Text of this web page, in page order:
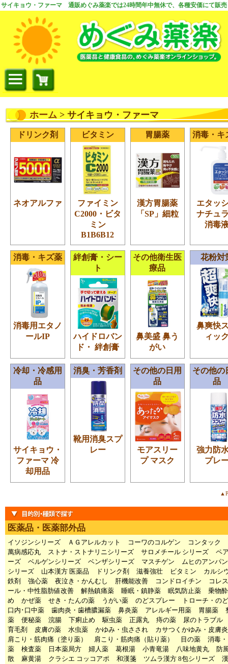
サイキョウ・ファーマ 通販めぐみ薬楽では24時間年中無休で、各種安価にて販
ホーム > サイキョウ・ファーマ
ドリンク剤
ネオアルファ
ビタミン
ファイミン
C2000・ビタ
ミン
B1B6B12
胃腸薬
漢方胃腸薬
「SP」細粒
消毒・キ
エタッ
ナチュ
消毒
消毒・キズ薬
消毒用エタノ
ールIP
絆創膏・シー
ト
ハイドロバン
ド・ 絆創膏
その他衛生医
療品
鼻美盛 鼻う
がい
花粉対
鼻爽快
ィッ
冷却・冷感用
品
サイキョウ・
ファーマ 冷
却用品
消臭・芳香剤
靴用消臭スプ
レー
その他の日用
品
モアスリー
プ マスク
その他の
品
強力防
プレ
医薬品・医薬部外品
イソジンシリーズ ＡＧアレルカット コーワのコルゲン
コンタック
萬病感応丸
ストナ・ストナリニシリーズ サロメチール シリーズ
ペ
ーズ
ベルゲンシリーズ ベンザシリーズ マスチゲン
ムヒのアンパ
シリーズ
山本漢方 医薬品 ドリンク剤 滋養強壮 ビタミン
カルシ
鉄剤
強心薬 夜泣き・かんむし 肝機能改善 コンドロイチン
コレ
ール・中性脂肪値改善
解熱鎮痛薬 睡眠・鎮静薬 眠気防止薬
乗物
め
かぜ薬 せき・たんの薬 うがい薬 のどスプレー
トローチ・の
口内･口中薬
歯肉炎・歯槽膿漏薬 鼻炎薬 アレルギー用薬 胃腸薬
薬
便秘薬 浣腸 下痢止め 駆虫薬 正露丸 痔の薬
尿のトラブル
育毛剤
皮膚の薬 水虫薬 かゆみ・虫さされ
カサつくかゆみ・皮膚
肩こり・筋肉痛（塗り薬）
肩こり・筋肉痛（貼り薬） 目の薬
消毒
薬
検査薬 日本薬局方 婦人薬 葛根湯 小青竜湯 八味地黄丸
防
散
麻黄湯 クラシエ コッコアポ 和漢箋 ツムラ漢方 8包シリーズ